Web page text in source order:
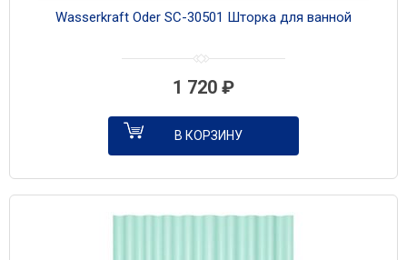
Wasserkraft Oder SC-30501 Шторка для ванной
1 720 ₽
В КОРЗИНУ